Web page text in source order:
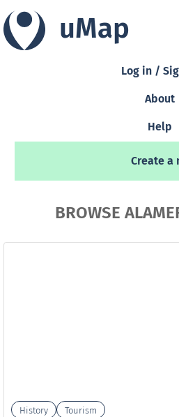
uMap
Log in /
About
Help
Create a
BROWSE
History Tourism